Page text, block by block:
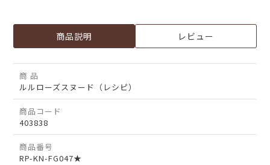
商品説明 レビュー
商 品
ルルローズスヌード（レシピ）
商品コード
403838
商品番号
RP-KN-FG047★